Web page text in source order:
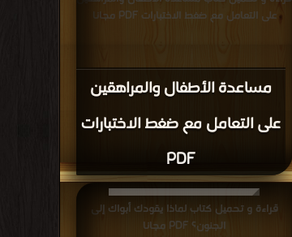
مساعدة الأطفال والمراهقين
على التعامل مع ضغط الاختبارات
PDF
على التعامل مع ضغط الاختبارات PDF مجانا
قراءة و تحميل كتاب لماذا يقودك أبواك إلى
الجنون؟ PDF مجانا